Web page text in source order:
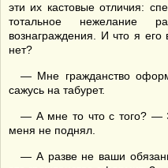
эти их кастовые отличия:
тотальное нежелание
вознаграждения. И что я
нет?
— Мне гражданство
сажусь на табурет.
— А мне то что с того? —
меня не поднял.
— А разве не ваши